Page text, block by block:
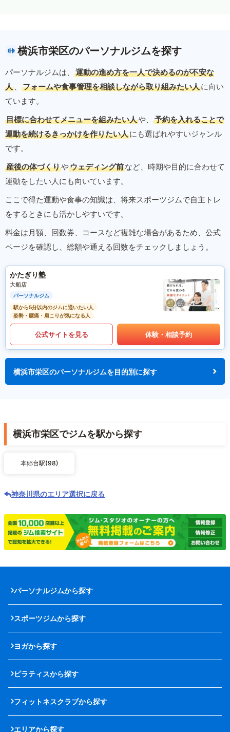
横浜市栄区のパーソナルジムを探す
パーソナルジムは、
運動の進め方を一人で決めるのが不安な
人 、 フォームや食事管理を相談しながら取り組みたい人に向い
ています。
目標に合わせてメニューを組みたい人や、
予約を入れることで
運動を続けるきっかけを作りたい人にも選ばれやすいジャンル
です。
産後の体づくりやウェディング前など、時期や目的に合わせて
運動をしたい人にも向いています。
ここで得た運動や食事の知識は、将来スポーツジムで自主トレ
をするときにも活かしやすいです。
料金は月額、回数券、コースなど複雑な場合があるため、公式
ページを確認し、総額や通える回数をチェックしましょう。
かたぎり塾
大船店
パーソナルジム
駅から5分以内のジムに通いたい人
姿勢・腰痛・肩こりが気になる人
公式サイトを見る 体験・相談予約
横浜市栄区のパーソナルジムを目的別に探す
横浜市栄区でジムを駅から探す
本郷台駅(98)
神奈川県のエリア選択に戻る
パーソナルジムから探す
スポーツジムから探す
ヨガから探す
ピラティスから探す
フィットネスクラブから探す
エリアから探す